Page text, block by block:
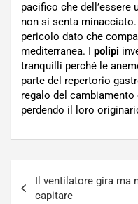
pacifico che dell’essere
non si senta
pericolo dato che
mediterranea. I polipi
tranquilli perché le
parte del repertorio
regalo del
perdendo il loro
articoli
Il ventilatore gira ma
capitare